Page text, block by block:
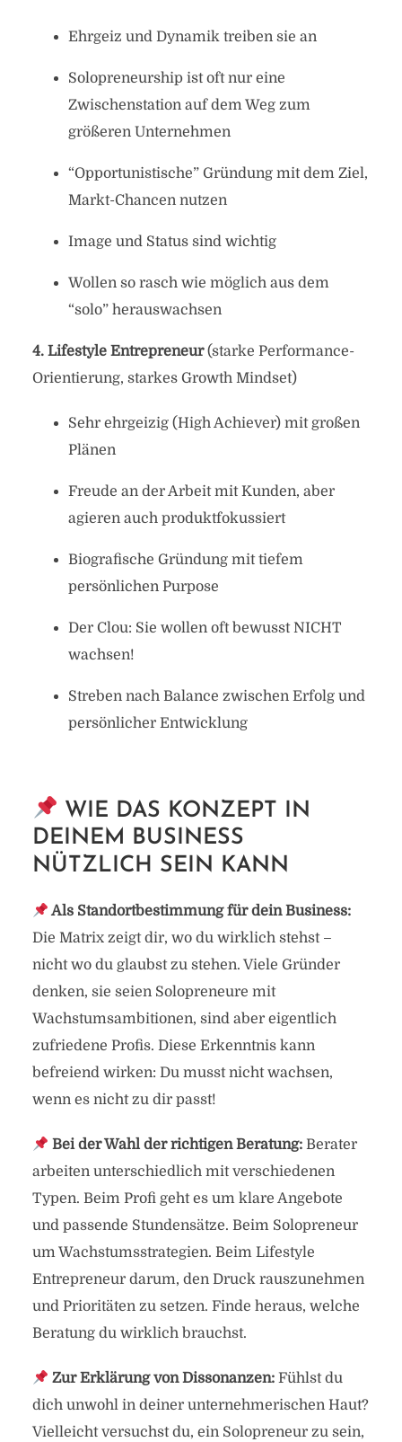
Ehrgeiz und Dynamik treiben sie an
Solopreneurship ist oft nur eine
Zwischenstation auf dem Weg zum
größeren Unternehmen
“Opportunistische” Gründung mit dem Ziel,
Markt-Chancen nutzen
Image und Status sind wichtig
Wollen so rasch wie möglich aus dem
“solo” herauswachsen
4. Lifestyle Entrepreneur(starke Performance-
Orientierung, starkes Growth Mindset)
Sehr ehrgeizig (High Achiever) mit großen
Plänen
Freude an der Arbeit mit Kunden, aber
agieren auch produktfokussiert
Biografische Gründung mit tiefem
persönlichen Purpose
Der Clou: Sie wollen oft bewusst NICHT
wachsen!
Streben nach Balance zwischen Erfolg und
persönlicher Entwicklung
WIE DAS KONZEPT IN
DEINEM BUSINESS
NÜTZLICH SEIN KANN
Als Standortbestimmung für dein Business:
Die Matrix zeigt dir, wo du wirklich stehst –
nicht wo du glaubst zu stehen. Viele Gründer
denken, sie seien Solopreneure mit
Wachstumsambitionen, sind aber eigentlich
zufriedene Profis. Diese Erkenntnis kann
befreiend wirken: Du musst nicht wachsen,
wenn es nicht zu dir passt!
Bei der Wahl der richtigen Beratung: Berater
arbeiten unterschiedlich mit verschiedenen
Typen. Beim Profi geht es um klare Angebote
und passende Stundensätze. Beim Solopreneur
um Wachstumsstrategien. Beim Lifestyle
Entrepreneur darum, den Druck rauszunehmen
und Prioritäten zu setzen. Finde heraus, welche
Beratung du wirklich brauchst.
Zur Erklärung von Dissonanzen: Fühlst du
dich unwohl in deiner unternehmerischen Haut?
Vielleicht versuchst du, ein Solopreneur zu sein,